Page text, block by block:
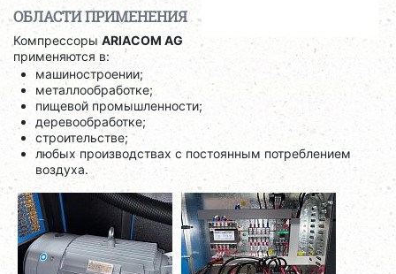
ОБЛАСТИ ПРИМЕНЕНИЯ
Компрессоры ARIACOM AG
применяются в:
машиностроении;
металлообработке;
пищевой промышленности;
деревообработке;
строительстве;
любых производствах с постоянным потреблением
воздуха.